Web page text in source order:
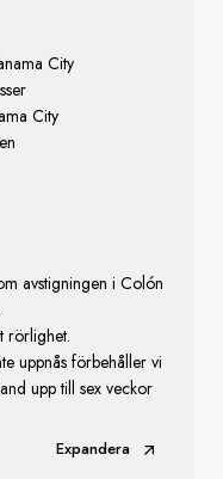
City
City
avstigningen i Colón
rörlighet.
uppnås förbehåller vi
upp till sex veckor
Expandera